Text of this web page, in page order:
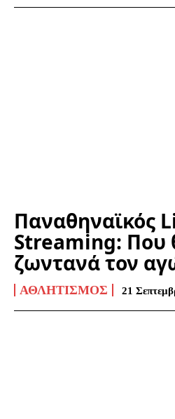
Παναθηναϊκός
Streaming: Που
ζωντανά τον
ΑΘΛΗΤΙΣΜΌΣ 21